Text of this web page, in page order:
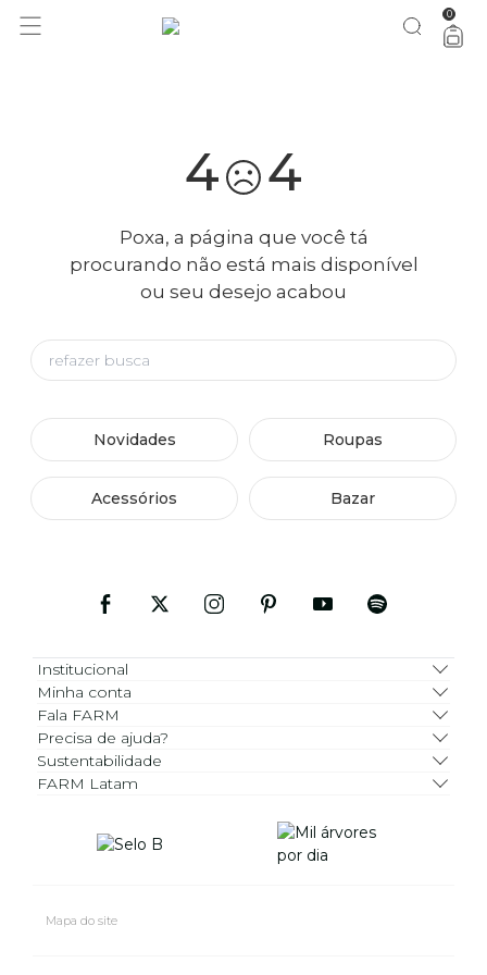
você merece 30% OFF pra comemorar com a gente aproveita! 0
4 4
Poxa, a página que você tá
procurando não está mais disponível
ou seu desejo acabou
Novidades Roupas
Acessórios Bazar
Institucional
Minha conta
Fala FARM
Precisa de ajuda?
Sustentabilidade
FARM Latam
Mapa do site